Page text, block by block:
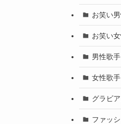
お笑い
お笑い
男性歌
女性歌
グラビ
ファッ